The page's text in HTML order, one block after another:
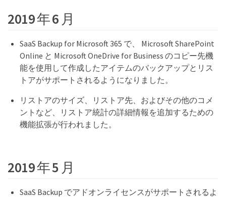
2019 年 6 月
SaaS Backup for Microsoft 365 で、 Microsoft SharePoint
Online と Microsoft OneDrive for Business のコピー先機
能を使用して作成したアイテムのバックアップとリス
トアがサポートされるようになりました。
リストアのサイズ、リストア先、およびその他のコメ
ントなど、リストア統計の詳細情報を追加するための
機能拡張が行われました。
2019 年 5 月
SaaS Backup でアドオンライセンスがサポートされるよ